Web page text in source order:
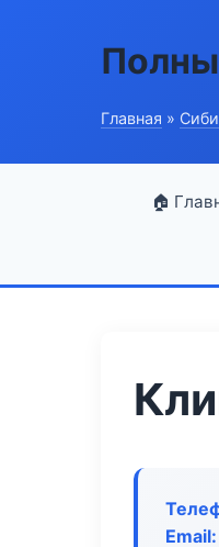
Главная »
🏠
Email: